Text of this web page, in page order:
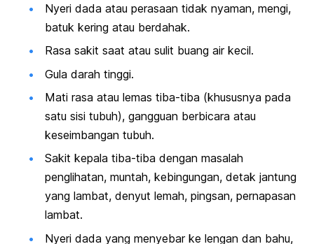
Nyeri dada atau perasaan tidak nyaman, mengi,
batuk kering atau berdahak.
Rasa sakit saat atau sulit buang air kecil.
Gula darah tinggi.
Mati rasa atau lemas tiba-tiba (khususnya pada
satu sisi tubuh), gangguan berbicara atau
keseimbangan tubuh.
Sakit kepala tiba-tiba dengan masalah
penglihatan, muntah, kebingungan, detak jantung
yang lambat, denyut lemah, pingsan, pernapasan
lambat.
Nyeri dada yang menyebar ke lengan dan bahu,